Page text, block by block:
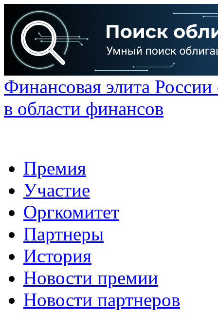
Финансовая элита
в области финансов
Премия
Участие
Оргкомитет
Партнеры
История
Новости премии
Новости партнеров